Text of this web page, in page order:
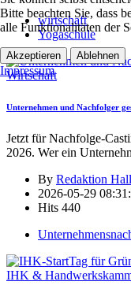
wirtschaft
Yogaschule
Wirtschaft
Unternehmen und Nachfolger
Jetzt für Nachfolge-
2026. Wer ein
By Redaktion
2026-05-29
Hits 440
IHK &
Bitte beachten Sie, dass
alle Funktionalitäten der
Akzeptieren Ablehnen
Impressum